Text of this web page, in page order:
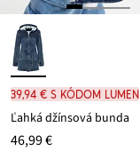
39,94 € s kódom LUMEN
Ľahká džínsová bunda
46,99 €